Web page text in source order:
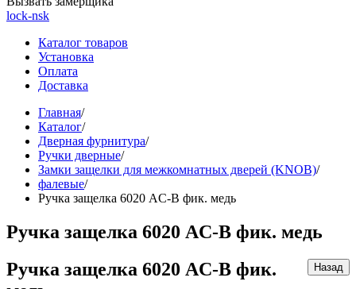
lock-nsk
Каталог товаров
Установка
Оплата
Доставка
Главная/
Каталог/
Дверная фурнитура/
Ручки дверные/
Замки защелки для межкомнатных дверей (KNOB)/
фалевые/
Ручка защелка 6020 AC-B фик. медь
Ручка защелка 6020 AC-B фик. медь
Ручка защелка 6020 AC-B фик.